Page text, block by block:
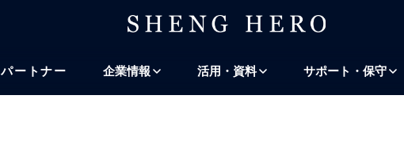
ナビゲーションにスキップ 検索にスキップ
パートナー 企業情報 活用・資料 サポート・保守